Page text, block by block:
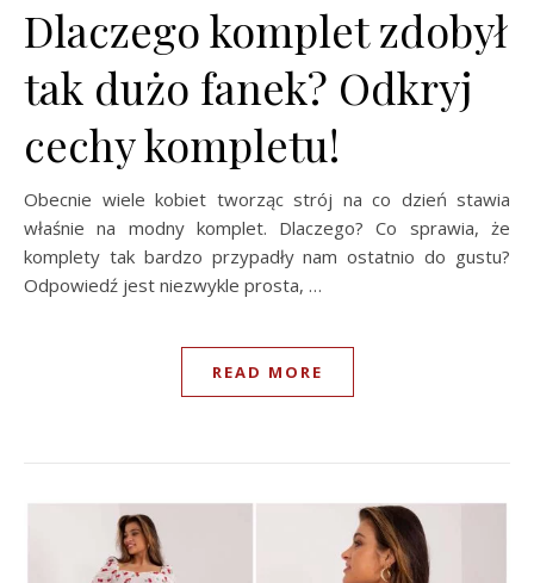
Dlaczego komplet zdobył
tak dużo fanek? Odkryj
cechy kompletu!
Obecnie wiele kobiet tworząc strój na co dzień stawia
właśnie na modny komplet. Dlaczego? Co sprawia, że
komplety tak bardzo przypadły nam ostatnio do gustu?
Odpowiedź jest niezwykle prosta, …
READ MORE